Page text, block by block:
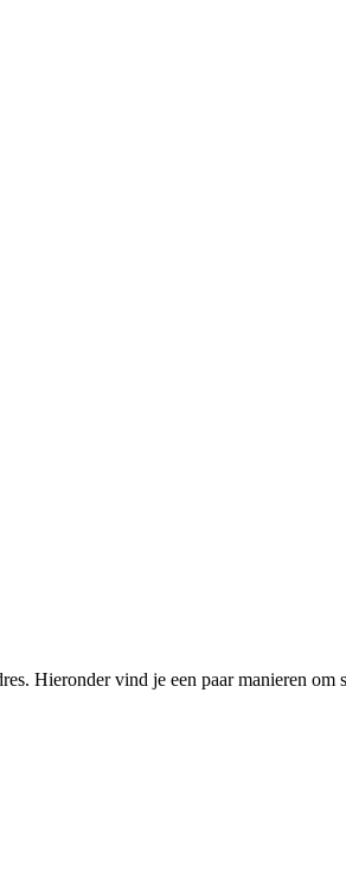
Hieronder vind je een paar manieren om